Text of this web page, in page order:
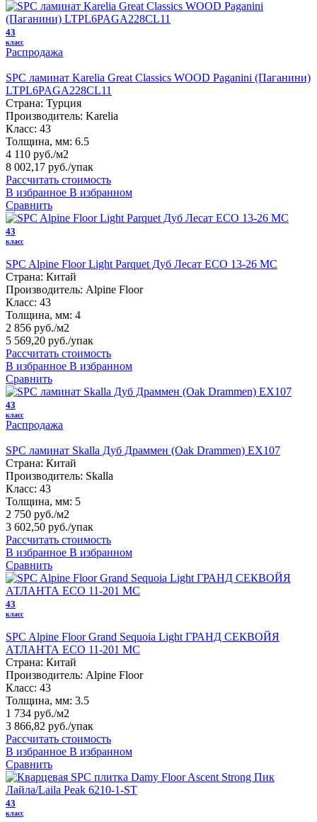
43
класс
Распродажа
SPC ламинат Karelia Great Classics WOOD Paganini (Паганини)
LTPL6PAGA228CL11
Страна: Турция
Производитель: Karelia
Класс: 43
Толщина, мм: 6.5
4 110 руб./м2
8 002,17 руб./упак
Рассчитать стоимость
В избранное В избранном
Сравнить
43
класс
SPC Alpine Floor Light Parquet Дуб Лесат ЕСО 13-26 MC
Страна: Китай
Производитель: Alpine Floor
Класс: 43
Толщина, мм: 4
2 856 руб./м2
5 569,20 руб./упак
Рассчитать стоимость
В избранное В избранном
Сравнить
43
класс
Распродажа
SPC ламинат Skalla Дуб Драммен (Oak Drammen) EX107
Страна: Китай
Производитель: Skalla
Класс: 43
Толщина, мм: 5
2 750 руб./м2
3 602,50 руб./упак
Рассчитать стоимость
В избранное В избранном
Сравнить
43
класс
SPC Alpine Floor Grand Sequoia Light ГРАНД СЕКВОЙЯ
АТЛАНТА ЕСО 11-201 MC
Страна: Китай
Производитель: Alpine Floor
Класс: 43
Толщина, мм: 3.5
1 734 руб./м2
3 866,82 руб./упак
Рассчитать стоимость
В избранное В избранном
Сравнить
43
класс